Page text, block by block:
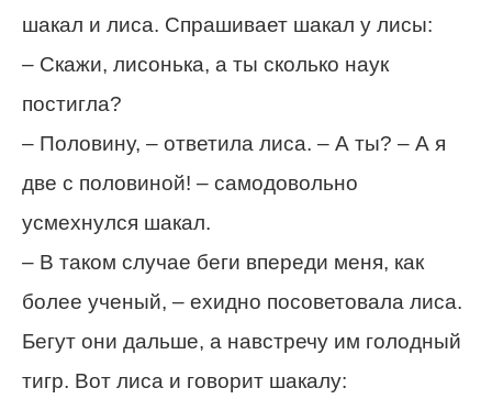
шакал и лиса. Спрашивает шакал у лисы:
– Скажи, лисонька, а ты сколько наук
постигла?
– Половину, – ответила лиса. – А ты? – А я
две с половиной! – самодовольно
усмехнулся шакал.
– В таком случае беги впереди меня, как
более ученый, – ехидно посоветовала лиса.
Бегут они дальше, а навстречу им голодный
тигр. Вот лиса и говорит шакалу: